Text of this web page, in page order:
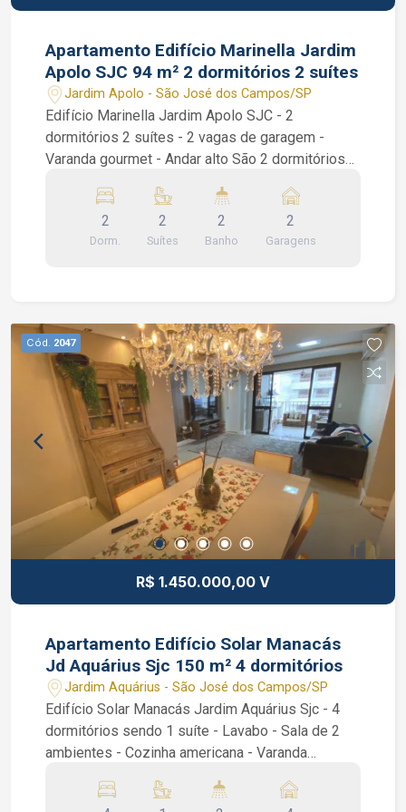
Apartamento Edifício Marinella Jardim
Apolo SJC 94 m² 2 dormitórios 2 suítes
Jardim Apolo - São José dos Campos/SP
Edifício Marinella Jardim Apolo SJC - 2
dormitórios 2 suítes - 2 vagas de garagem -
Varanda gourmet - Andar alto São 2 dormitórios
lavabo, sala de 2 ambientes, varanda gourmet
com fechamento em vidro, cozinha americana
com armários planejados e área de serviços. Ar
Adulto e Infantil. salão de Festas e salão de
jogos. Interessados falar com o corretor de
imóvel Caique Lopes de CRECI 264.991 F (12)
99189-7273 WhatsApp (Claro).
2
Dorm.
2
Suítes
2
Banho
2
Garagens
Cód. 2047
R$ 1.450.000,00 V
Apartamento Edifício Solar Manacás
Jd Aquárius Sjc 150 m² 4 dormitórios
Jardim Aquárius - São José dos Campos/SP
Edifício Solar Manacás Jardim Aquárius Sjc - 4
dormitórios sendo 1 suíte - Lavabo - Sala de 2
ambientes - Cozinha americana - Varanda
Manacás no Bairro Jardim Aquarius em SJC, são